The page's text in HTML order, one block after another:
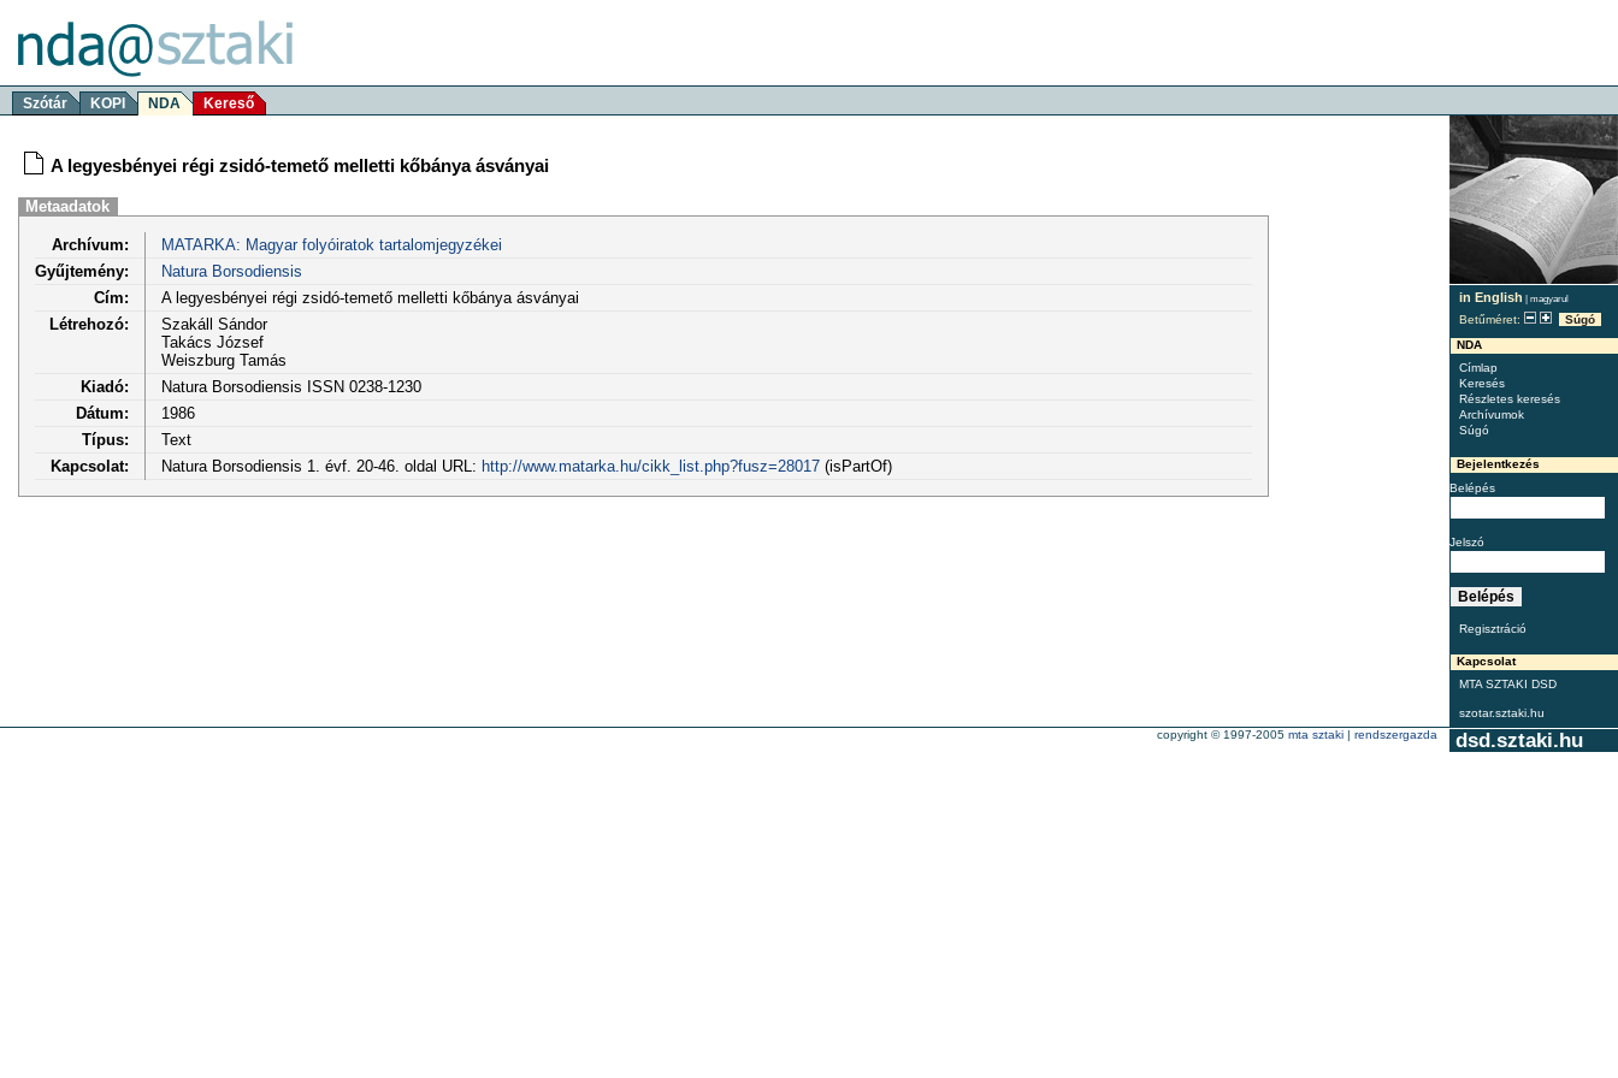
Szótár KOPI NDA Kereső
in English | magyarul
Betűméret:
Súgó
NDA
Címlap
Keresés
Részletes keresés
Archívumok
Súgó
Bejelentkezés
Belépés
Jelszó
Regisztráció
Kapcsolat
MTA SZTAKI DSD
szotar.sztaki.hu
A legyesbényei régi zsidó-temető melletti kőbánya ásványai
Metaadatok
Archívum:
MATARKA: Magyar folyóiratok tartalomjegyzékei
Gyűjtemény:
Natura Borsodiensis
Cím:
A legyesbényei régi zsidó-temető melletti kőbánya ásványai
Létrehozó:
Szakáll Sándor
Takács József
Weiszburg Tamás
Kiadó:
Natura Borsodiensis ISSN 0238-1230
Dátum:
1986
Típus:
Text
Kapcsolat:
Natura Borsodiensis 1. évf. 20-46. oldal URL: http://www.matarka.hu/cikk_list.php?fusz=28017(isPartOf)
dsd.sztaki.hu
copyright © 1997-2005 mta sztaki | rendszergazda